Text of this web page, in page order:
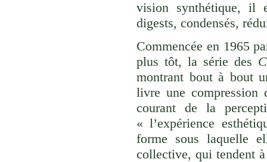
vision synthétique, il
digests, condensés,
Commencée en 1965
plus tôt, la série des
montrant bout à bout
livre une compression
courant de la
« l’expérience
forme sous laquelle
collective, qui tendent